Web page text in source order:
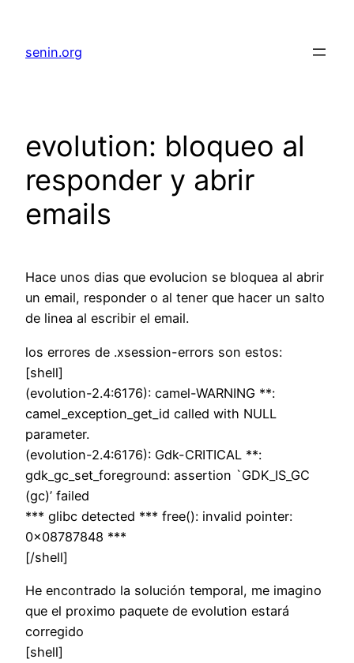
senin.org
evolution: bloqueo al
responder y abrir
emails
Hace unos dias que evolucion se bloquea al abrir
un email, responder o al tener que hacer un salto
de linea al escribir el email.
los errores de .xsession-errors son estos:
[shell]
(evolution-2.4:6176): camel-WARNING **:
camel_exception_get_id called with NULL
parameter.
(evolution-2.4:6176): Gdk-CRITICAL **:
gdk_gc_set_foreground: assertion `GDK_IS_GC
(gc)’ failed
*** glibc detected *** free(): invalid pointer:
0x08787848 ***
[/shell]
He encontrado la solución temporal, me imagino
que el proximo paquete de evolution estará
corregido
[shell]